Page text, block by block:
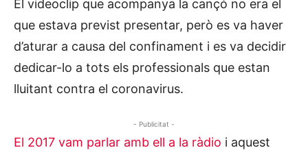
El videoclip que acompanya la cançó no era el
que estava previst presentar, però es va haver
d’aturar a causa del confinament i es va decidir
dedicar-lo a tots els professionals que estan
lluitant contra el coronavirus.
- Publicitat -
El 2017 vam parlar amb ell a la ràdio i aquest